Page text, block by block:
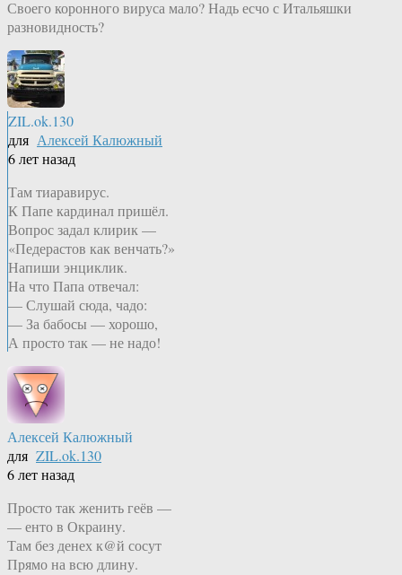
Своего коронного вируса мало? Надь есчо с Итальяшки
разновидность?
ZIL.ok.130
для Алексей Калюжный
6 лет назад
Там тиаравирус.
К Папе кардинал пришёл.
Вопрос задал клирик —
«Педерастов как венчать?»
Напиши энциклик.
На что Папа отвечал:
— Слушай сюда, чадо:
— За бабосы — хорошо,
А просто так — не надо!
Алексей Калюжный
для ZIL.ok.130
6 лет назад
Просто так женить геёв —
— енто в Окраину.
Там без денех к@й сосут
Прямо на всю длину.